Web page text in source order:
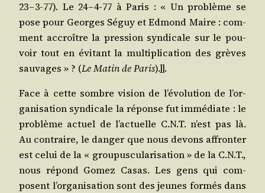
23 – 3‑77). Le 24 – 4‑77 à Paris : « Un pro­blème se
pose pour Georges Séguy et Edmond Maire : com­
ment accroître la pres­sion syn­di­cale sur le pou­
voir tout en évi­tant la mul­ti­pli­ca­tion des grèves
sau­vages » ? (Le Matin de Paris).]].
Face à cette sombre vision de l’é­vo­lu­tion de l’or­
ga­ni­sa­tion syn­di­cale la réponse fut immé­diate : le
pro­blème actuel de l’ac­tuelle C.N.T. n’est pas là.
Au contraire, le dan­ger que nous devons affron­ter
est celui de la « grou­pus­cu­la­ri­sa­tion » de la C.N.T.,
nous répond Gomez Casas. Les gens qui com­
posent l’or­ga­ni­sa­tion sont des jeunes for­més dans